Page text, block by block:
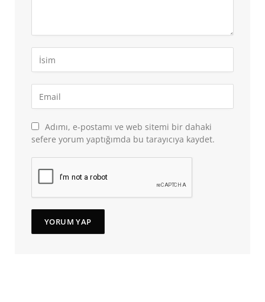
Adımı, e-postamı ve web sitemi bir dahaki
sefere yorum yaptığımda bu tarayıcıya kaydet.